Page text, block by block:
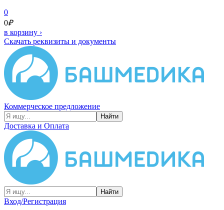
0
0₽
в корзину ›
Скачать реквизиты и документы
Коммерческое предложение
Найти
Доставка и Оплата
Найти
Вход/Регистрация